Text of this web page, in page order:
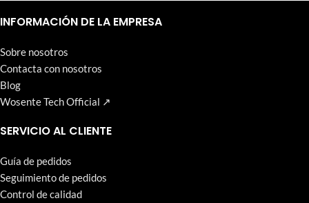
Un nivel alto y continuo de satisfacción del cliente es el objetivo
que Wosente-tech persigue incansablemente.
INFORMACIÓN DE LA EMPRESA
Sobre nosotros
Contacta con nosotros
Blog
Wosente Tech Official ↗
SERVICIO AL CLIENTE
Guía de pedidos
Seguimiento de pedidos
Control de calidad